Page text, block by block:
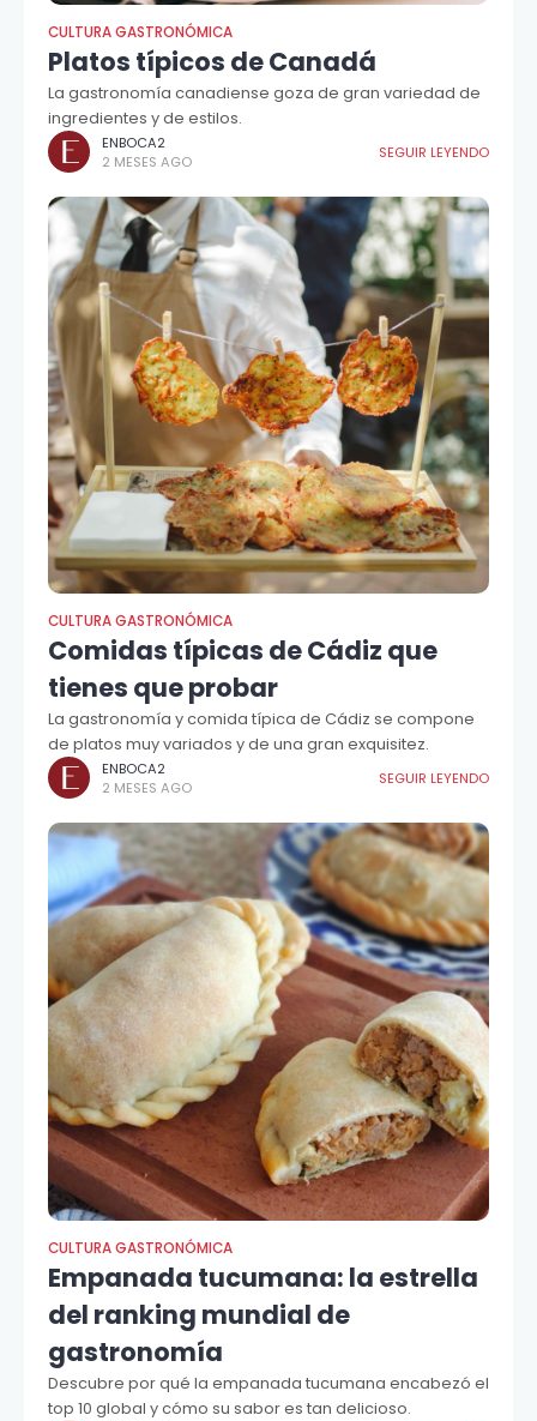
CULTURA GASTRONÓMICA
Platos típicos de Canadá
La gastronomía canadiense goza de gran variedad de
ingredientes y de estilos.
ENBOCA2
2 MESES AGO
SEGUIR LEYENDO
CULTURA GASTRONÓMICA
Comidas típicas de Cádiz que
tienes que probar
La gastronomía y comida típica de Cádiz se compone
de platos muy variados y de una gran exquisitez.
ENBOCA2
2 MESES AGO
SEGUIR LEYENDO
CULTURA GASTRONÓMICA
Empanada tucumana: la estrella
del ranking mundial de
gastronomía
Descubre por qué la empanada tucumana encabezó el
top 10 global y cómo su sabor es tan delicioso.